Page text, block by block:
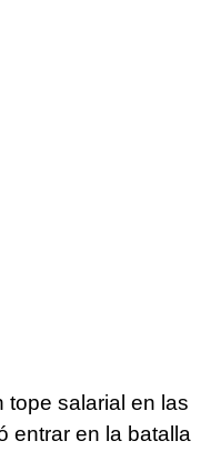
tope salarial en las
entrar en la batalla